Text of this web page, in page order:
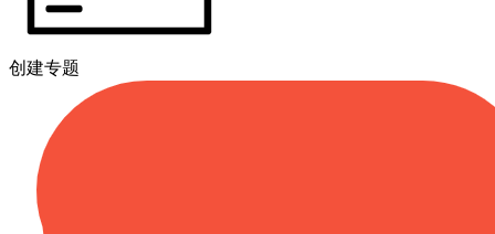
创建专题